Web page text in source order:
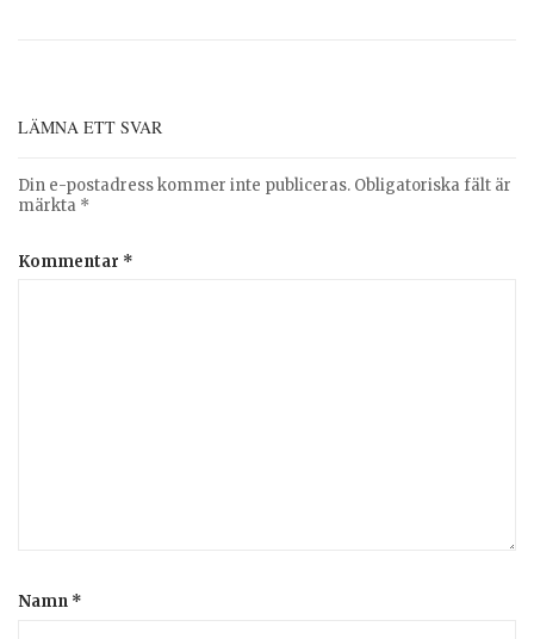
LÄMNA ETT SVAR
Din e-postadress kommer inte publiceras. Obligatoriska fält är
märkta *
Kommentar *
Namn *